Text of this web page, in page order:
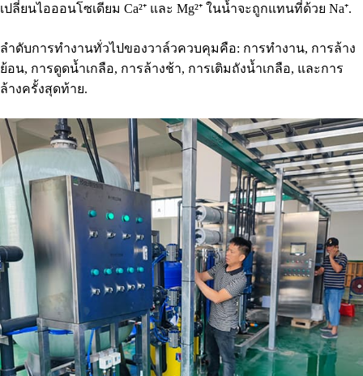
เปลี่ยนไอออนโซเดียม Ca²⁺ และ Mg²⁺ ในน้ำจะถูกแทนที่ด้วย Na⁺.
ลำดับการทำงานทั่วไปของวาล์วควบคุมคือ: การทำงาน, การล้าง
ย้อน, การดูดน้ำเกลือ, การล้างช้า, การเติมถังน้ำเกลือ, และการ
ล้างครั้งสุดท้าย.